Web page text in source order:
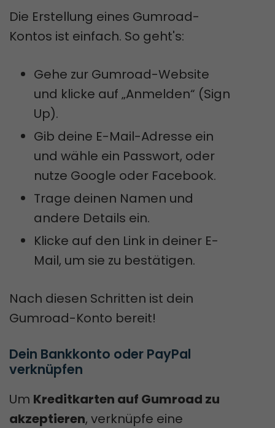
Die Erstellung eines Gumroad-
Kontos ist einfach. So geht's:
Gehe zur Gumroad-Website
und klicke auf „Anmelden“ (Sign
Up).
Gib deine E-Mail-Adresse ein
und wähle ein Passwort, oder
nutze Google oder Facebook.
Trage deinen Namen und
andere Details ein.
Klicke auf den Link in deiner E-
Mail, um sie zu bestätigen.
Nach diesen Schritten ist dein
Gumroad-Konto bereit!
Dein Bankkonto oder PayPal
verknüpfen
Um Kreditkarten auf Gumroad zu
akzeptieren, verknüpfe eine